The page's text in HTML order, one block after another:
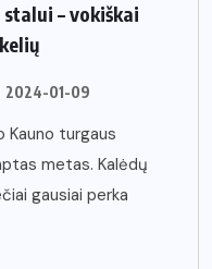
– vokiškai
2024-01-09
Kauno turgaus
metas. Kalėdų
gausiai perka